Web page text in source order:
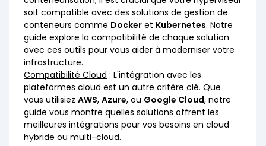
soit compatible avec des solutions de gestion de
conteneurs comme Docker et Kubernetes. Notre
guide explore la compatibilité de chaque solution
avec ces outils pour vous aider à moderniser votre
infrastructure.
Compatibilité Cloud : L'intégration avec les
plateformes cloud est un autre critère clé. Que
vous utilisiez AWS, Azure, ou Google Cloud, notre
guide vous montre quelles solutions offrent les
meilleures intégrations pour vos besoins en cloud
hybride ou multi-cloud.